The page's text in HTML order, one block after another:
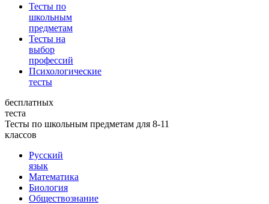
Тесты по
школьным
предметам
Тесты на
выбор
профессий
Психологические
тесты
бесплатных
теста
Тесты по школьным предметам для 8-11
классов
Русский
язык
Математика
Биология
Обществознание